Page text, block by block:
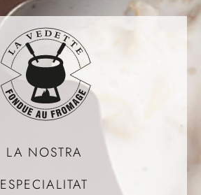
LA NOSTRA
ESPECIALITAT